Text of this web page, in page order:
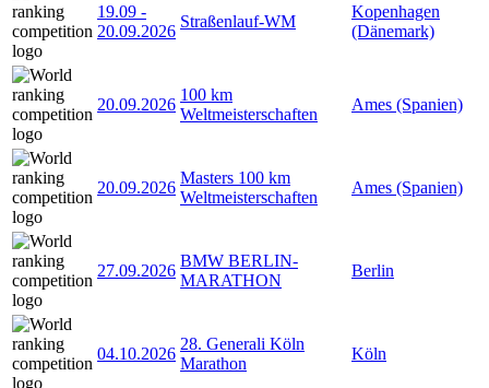
19.09 -
20.09.2026
Straßenlauf-WM
Kopenhagen
(Dänemark)
20.09.2026
100 km
Weltmeisterschaften
Ames (Spanien)
20.09.2026
Masters 100 km
Weltmeisterschaften
Ames (Spanien)
27.09.2026
BMW BERLIN-
MARATHON
Berlin
04.10.2026
28. Generali Köln
Marathon
Köln